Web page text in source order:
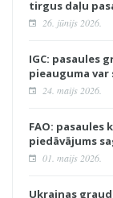
tirgus daļu
26. jūnijs 2026.
IGC: pasaules
pieauguma
24. maijs 2026.
FAO: pasaules
piedāvājums
01. maijs 2026.
Ukrainas